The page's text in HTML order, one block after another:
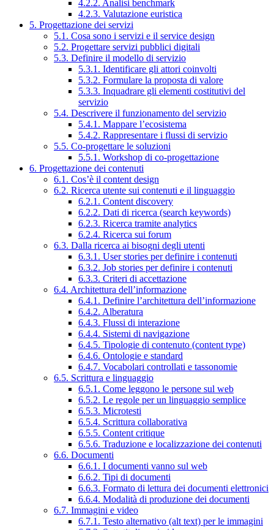
4.2.2. Analisi benchmark
4.2.3. Valutazione euristica
5. Progettazione dei servizi
5.1. Cosa sono i servizi e il service design
5.2. Progettare servizi pubblici digitali
5.3. Definire il modello di servizio
5.3.1. Identificare gli attori coinvolti
5.3.2. Formulare la proposta di valore
5.3.3. Inquadrare gli elementi costitutivi del
servizio
5.4. Descrivere il funzionamento del servizio
5.4.1. Mappare l’ecosistema
5.4.2. Rappresentare i flussi di servizio
5.5. Co-progettare le soluzioni
5.5.1. Workshop di co-progettazione
6. Progettazione dei contenuti
6.1. Cos’è il content design
6.2. Ricerca utente sui contenuti e il linguaggio
6.2.1. Content discovery
6.2.2. Dati di ricerca (search keywords)
6.2.3. Ricerca tramite analytics
6.2.4. Ricerca sui forum
6.3. Dalla ricerca ai bisogni degli utenti
6.3.1. User stories per definire i contenuti
6.3.2. Job stories per definire i contenuti
6.3.3. Criteri di accettazione
6.4. Architettura dell’informazione
6.4.1. Definire l’architettura dell’informazione
6.4.2. Alberatura
6.4.3. Flussi di interazione
6.4.4. Sistemi di navigazione
6.4.5. Tipologie di contenuto (content type)
6.4.6. Ontologie e standard
6.4.7. Vocabolari controllati e tassonomie
6.5. Scrittura e linguaggio
6.5.1. Come leggono le persone sul web
6.5.2. Le regole per un linguaggio semplice
6.5.3. Microtesti
6.5.4. Scrittura collaborativa
6.5.5. Content critique
6.5.6. Traduzione e localizzazione dei contenuti
6.6. Documenti
6.6.1. I documenti vanno sul web
6.6.2. Tipi di documenti
6.6.3. Formato di lettura dei documenti elettronici
6.6.4. Modalità di produzione dei documenti
6.7. Immagini e video
6.7.1. Testo alternativo (alt text) per le immagini